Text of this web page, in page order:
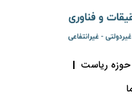
حوزه ریاست